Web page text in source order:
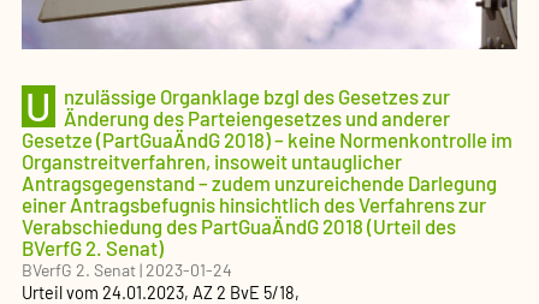
U
nzulässige Organklage bzgl des Gesetzes zur
Änderung des Parteiengesetzes und anderer
Gesetze (PartGuaÄndG 2018) – keine Normenkontrolle im
Organstreitverfahren, insoweit untauglicher
Antragsgegenstand – zudem unzureichende Darlegung
einer Antragsbefugnis hinsichtlich des Verfahrens zur
Verabschiedung des PartGuaÄndG 2018 (Urteil des
BVerfG 2. Senat)
BVerfG 2. Senat|2023-01-24
Urteilvom 24.01.2023, AZ2 BvE 5/18,